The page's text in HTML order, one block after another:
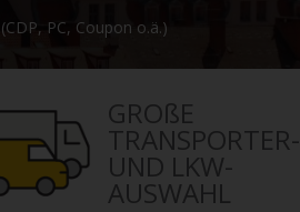
PC, Coupon o.ä.)
GROßE
TRANSPORTER-
UND LKW-
AUSWAHL